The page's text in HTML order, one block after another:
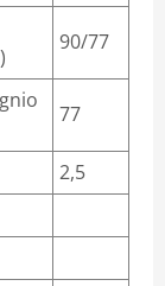
90/77
77
2,5